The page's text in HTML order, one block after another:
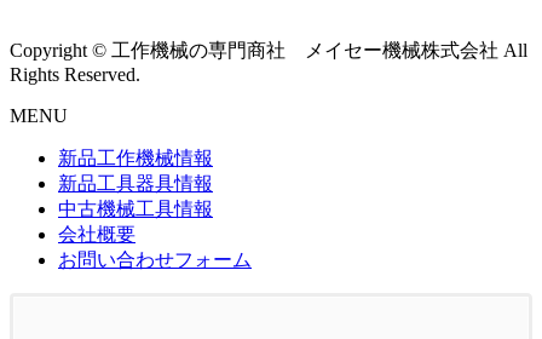
Copyright © 工作機械の専門商社 メイセー機械株式会社 All
Rights Reserved.
MENU
新品工作機械情報
新品工具器具情報
中古機械工具情報
会社概要
お問い合わせフォーム